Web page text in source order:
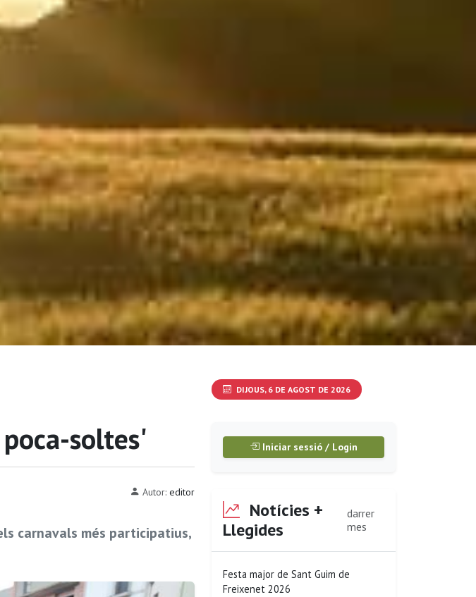
soltes'
Autor: editor
carnavals més participatius,
DIJOUS, 6 DE AGOST DE 2026
Iniciar sessió / Login
Notícies +
Llegides
darrer
mes
Festa major de Sant Guim de
Freixenet 2026